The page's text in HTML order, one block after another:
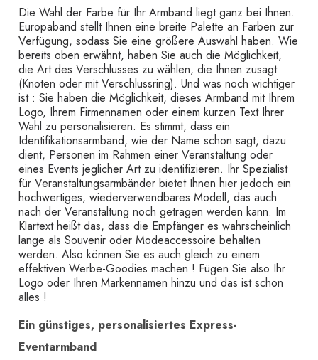
Die Wahl der Farbe für Ihr Armband liegt ganz bei Ihnen.
Europaband stellt Ihnen eine breite Palette an Farben zur
Verfügung, sodass Sie eine größere Auswahl haben. Wie
bereits oben erwähnt, haben Sie auch die Möglichkeit,
die Art des Verschlusses zu wählen, die Ihnen zusagt
(Knoten oder mit Verschlussring). Und was noch wichtiger
ist : Sie haben die Möglichkeit, dieses Armband mit Ihrem
Logo, Ihrem Firmennamen oder einem kurzen Text Ihrer
Wahl zu personalisieren. Es stimmt, dass ein
Identifikationsarmband, wie der Name schon sagt, dazu
dient, Personen im Rahmen einer Veranstaltung oder
eines Events jeglicher Art zu identifizieren. Ihr Spezialist
für Veranstaltungsarmbänder bietet Ihnen hier jedoch ein
hochwertiges, wiederverwendbares Modell, das auch
nach der Veranstaltung noch getragen werden kann. Im
Klartext heißt das, dass die Empfänger es wahrscheinlich
lange als Souvenir oder Modeaccessoire behalten
werden. Also können Sie es auch gleich zu einem
effektiven Werbe-Goodies machen ! Fügen Sie also Ihr
Logo oder Ihren Markennamen hinzu und das ist schon
alles !
Ein günstiges, personalisiertes Express-
Eventarmband